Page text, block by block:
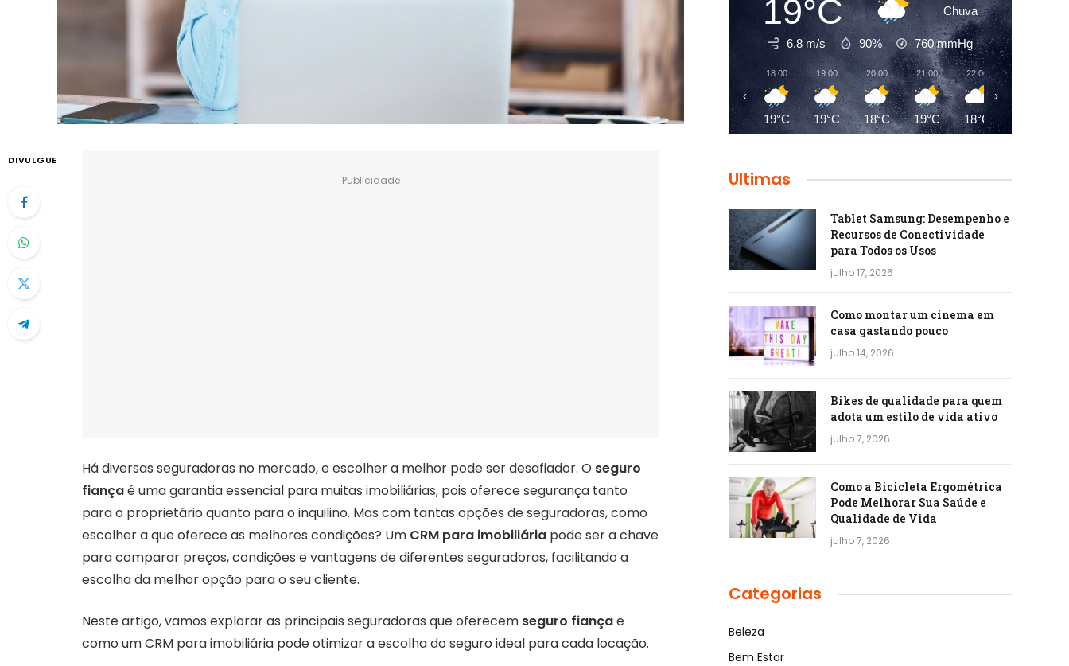
DIVULGUE
Publicidade
Há diversas seguradoras no mercado, e escolher a melhor pode ser desafiador. O seguro
fiançaé uma garantia essencial para muitas imobiliárias, pois oferece segurança tanto
para o proprietário quanto para o inquilino. Mas com tantas opções de seguradoras, como
escolher a que oferece as melhores condições? Um CRM para imobiliária pode ser a chave
para comparar preços, condições e vantagens de diferentes seguradoras, facilitando a
escolha da melhor opção para o seu cliente.
Neste artigo, vamos explorar as principais seguradoras que oferecem seguro fiançae
como um CRM para imobiliária pode otimizar a escolha do seguro ideal para cada locação.
19°C Chuva
6.8 m/s 90% 760mmHg
18:00
19°C
19:00
19°C
20:00
18°C
21:00
19°C
22:00
18°C
‹ ›
Ultimas
Tablet Samsung: Desempenho e
Recursos de Conectividade
para Todos os Usos
julho 17, 2026
Como montar um cinema em
casa gastando pouco
julho 14, 2026
Bikes de qualidade para quem
adota um estilo de vida ativo
julho 7, 2026
Como a Bicicleta Ergométrica
Pode Melhorar Sua Saúde e
Qualidade de Vida
julho 7, 2026
Categorias
Beleza
Bem Estar